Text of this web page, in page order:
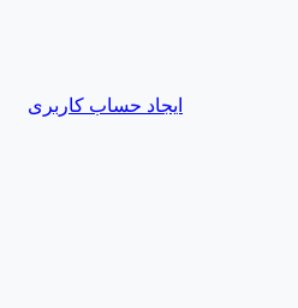
ایجاد حساب کاربری